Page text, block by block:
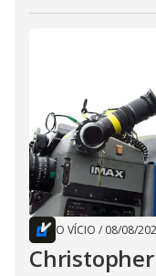
O VÍCIO / 08/08/